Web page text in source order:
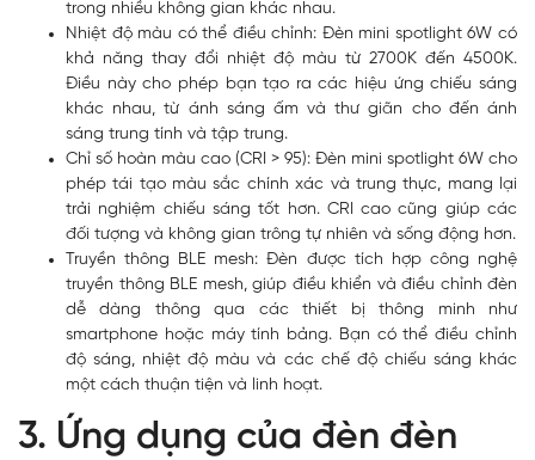
trong nhiều không gian khác nhau.
Nhiệt độ màu có thể điều chỉnh: Đèn mini spotlight 6W có
khả năng thay đổi nhiệt độ màu từ 2700K đến 4500K.
Điều này cho phép bạn tạo ra các hiệu ứng chiếu sáng
khác nhau, từ ánh sáng ấm và thư giãn cho đến ánh
sáng trung tính và tập trung.
Chỉ số hoàn màu cao (CRI > 95): Đèn mini spotlight 6W cho
phép tái tạo màu sắc chính xác và trung thực, mang lại
trải nghiệm chiếu sáng tốt hơn. CRI cao cũng giúp các
đối tượng và không gian trông tự nhiên và sống động hơn.
Truyền thông BLE mesh: Đèn được tích hợp công nghệ
truyền thông BLE mesh, giúp điều khiển và điều chỉnh đèn
dễ dàng thông qua các thiết bị thông minh như
smartphone hoặc máy tính bảng. Bạn có thể điều chỉnh
độ sáng, nhiệt độ màu và các chế độ chiếu sáng khác
một cách thuận tiện và linh hoạt.
3. Ứng dụng của đèn đèn